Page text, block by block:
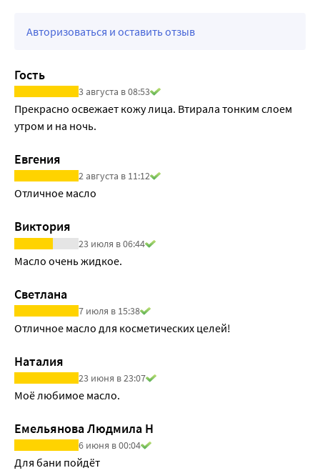
Авторизоваться и оставить отзыв
Гость
3 августа в 08:53
Прекрасно освежает кожу лица. Втирала тонким слоем
утром и на ночь.
Евгения
2 августа в 11:12
Отличное масло
Виктория
23 июля в 06:44
Масло очень жидкое.
Светлана
7 июля в 15:38
Отличное масло для косметических целей!
Наталия
23 июня в 23:07
Моё любимое масло.
Емельянова Людмила Н
6 июня в 00:04
Для бани пойдёт